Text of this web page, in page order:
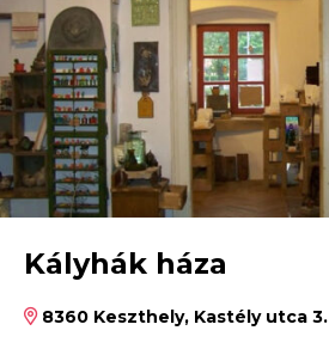
Kályhák háza
8360 Keszthely, Kastély utca 3.